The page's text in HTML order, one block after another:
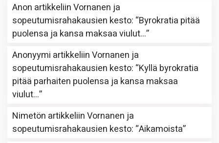
Anon artikkeliinVornanen ja
sopeutumisrahakausien kesto: “Byrokratia pitää
puolensa ja kansa maksaa viulut…”
Anonyymi artikkeliinVornanen ja
sopeutumisrahakausien kesto: “Kyllä byrokratia
pitää parhaiten puolensa ja kansa maksaa
viulut…”
Nimetön artikkeliinVornanen ja
sopeutumisrahakausien kesto: “Aikamoista”